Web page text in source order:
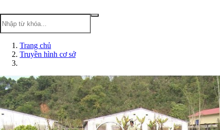
Trang chủ
Truyền hình cơ sở